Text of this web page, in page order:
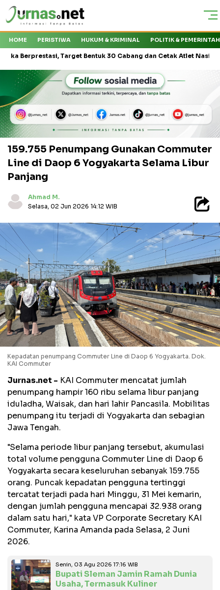
HOME PERISTIWA HUKUM & KRIMINAL POLITIK &
Target Bentuk 30 Cabang dan Cetak Atlet Nasional
159.755 Penumpang Gunakan Commuter
Line di Daop 6 Yogyakarta Selama Libur
Panjang
Ahmad M.
Selasa, 02 Jun 2026 14:12 WIB
Kepadatan penumpang Commuter Line di Daop 6 Yogyakarta. Dok.
KAI Commuter
Jurnas.net - KAI Commuter mencatat jumlah
penumpang hampir 160 ribu selama libur panjang
iduladha, Waisak, dan hari lahir Pancasila. Mobilitas
penumpang itu terjadi di Yogyakarta dan sebagian
Jawa Tengah.
"Selama periode libur panjang tersebut, akumulasi
total volume pengguna Commuter Line di Daop 6
Yogyakarta secara keseluruhan sebanyak 159.755
orang. Puncak kepadatan pengguna tertinggi
tercatat terjadi pada hari Minggu, 31 Mei kemarin,
dengan jumlah pengguna mencapai 32.938 orang
dalam satu hari," kata VP Corporate Secretary KAI
Commuter, Karina Amanda pada Selasa, 2 Juni
2026.
Senin, 03 Agu 2026 17:16 WIB
Bupati Sleman Jamin Ramah Dunia
Usaha, Termasuk Kuliner